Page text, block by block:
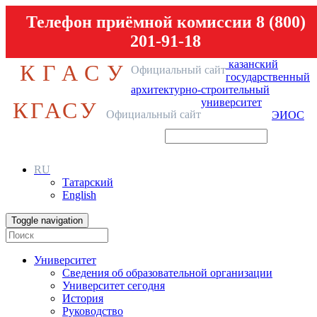
Телефон приёмной комиссии 8 (800)
201-91-18
КГАСУ Официальный сайт казанский
государственный
архитектурно-строительный
университет
КГАСУ Официальный сайт ЭИОС
RU
Татарский
English
Toggle navigation
Университет
Сведения об образовательной организации
Университет сегодня
История
Руководство